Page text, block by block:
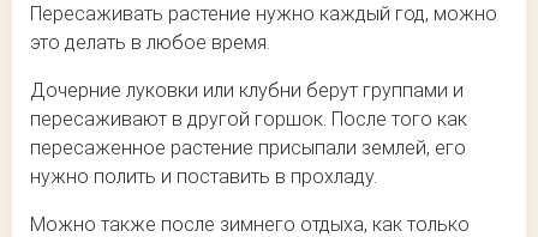
Пересаживать растение нужно каждый год, можно
это делать в любое время.
Дочерние луковки или клубни берут группами и
пересаживают в другой горшок. После того как
пересаженное растение присыпали землей, его
нужно полить и поставить в прохладу.
Можно также после зимнего отдыха, как только